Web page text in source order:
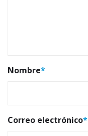
Nombre*
Correo electrónico*